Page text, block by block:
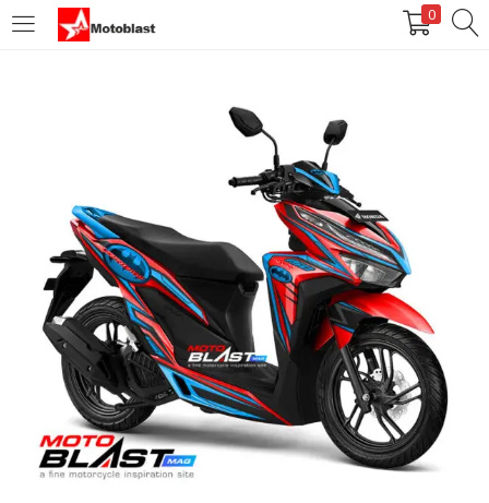
0
LOGIN REGISTER
Enter your username and password to login.
Remember me
Login
Lost password?